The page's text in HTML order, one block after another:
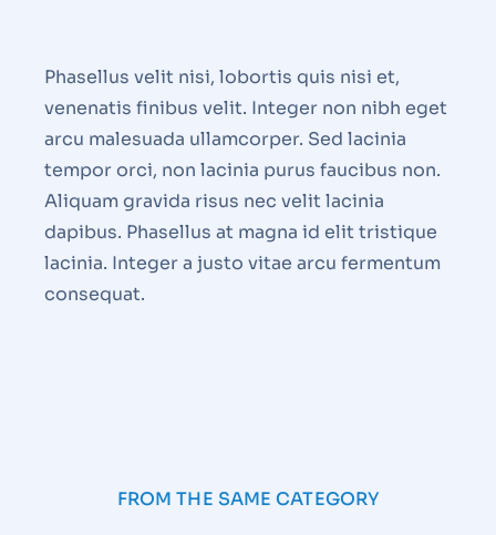
Phasellus velit nisi, lobortis quis nisi et,
venenatis finibus velit. Integer non nibh eget
arcu malesuada ullamcorper. Sed lacinia
tempor orci, non lacinia purus faucibus non.
Aliquam gravida risus nec velit lacinia
dapibus. Phasellus at magna id elit tristique
lacinia. Integer a justo vitae arcu fermentum
consequat.
FROM THE SAME CATEGORY